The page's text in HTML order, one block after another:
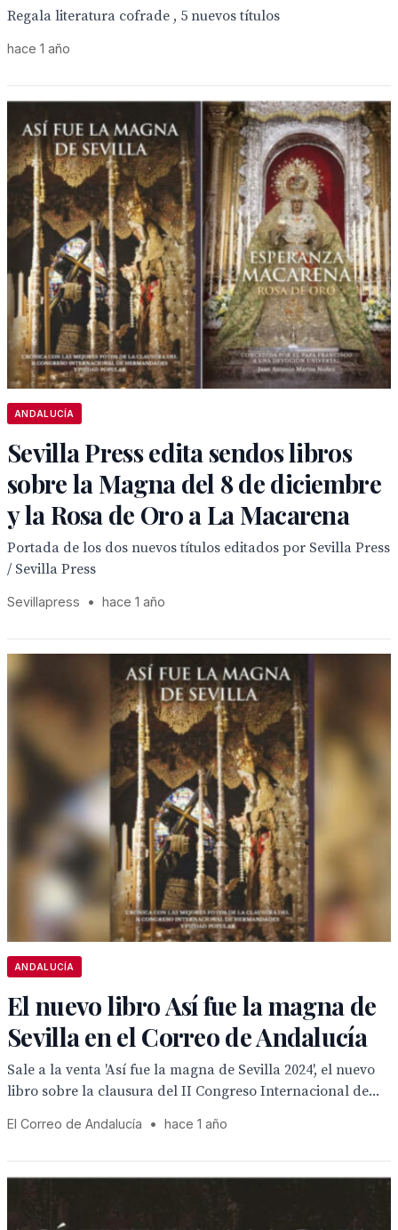
Regala literatura cofrade , 5 nuevos títulos
hace 1 año
ANDALUCÍA
Sevilla Press edita sendos libros
sobre la Magna del 8 de diciembre
y la Rosa de Oro a La Macarena
Portada de los dos nuevos títulos editados por Sevilla Press
/ Sevilla Press
Sevillapress • hace 1 año
ANDALUCÍA
El nuevo libro Así fue la magna de
Sevilla en el Correo de Andalucía
Sale a la venta 'Así fue la magna de Sevilla 2024', el nuevo
libro sobre la clausura del II Congreso Internacional de...
El Correo de Andalucía • hace 1 año